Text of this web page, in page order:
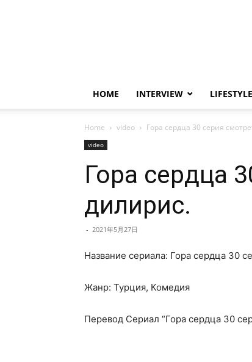
HOME INTERVIEW LIFESTYLE
Home video Гора сердца 30 серия
video
Гора сердца
дилирис.
- 2021年5月27日
Название сериала: Гора сердца 30
Жанр: Турция, Комедия
Перевод Сериал “Гора сердца 30